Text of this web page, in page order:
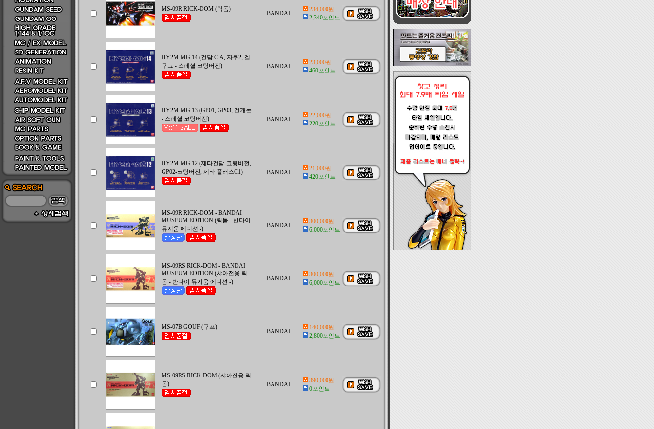
MS-09R RICK-DOM (릭돔)
BANDAI
234,000원
2,340포인트
HY2M-MG 14 (건담 C.A, 자쿠2, 겔
구그 - 스페셜 코팅버전)
BANDAI
23,000원
460포인트
HY2M-MG 13 (GP01, GP03, 건캐논
- 스페셜 코팅버전)
BANDAI
22,000원
220포인트
HY2M-MG 12 (제타건담-코팅버전,
GP02-코팅버전, 제타 플러스C1)
BANDAI
21,000원
420포인트
MS-09R RICK-DOM - BANDAI
MUSEUM EDITION (릭돔 - 반다이
뮤지움 에디션 -)
BANDAI
300,000원
6,000포인트
MS-09RS RICK-DOM - BANDAI
MUSEUM EDITION (샤아전용 릭
돔 - 반다이 뮤지움 에디션 -)
BANDAI
300,000원
6,000포인트
MS-07B GOUF (구프)
BANDAI
140,000원
2,800포인트
MS-09RS RICK-DOM (샤아전용 릭
돔)
BANDAI
390,000원
0포인트